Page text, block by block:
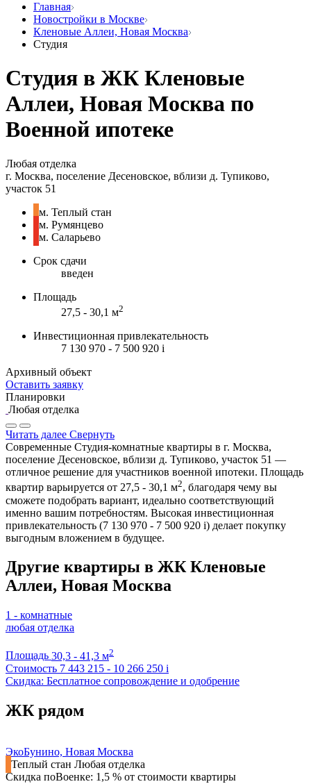
Главная
Новостройки в Москве
Кленовые Аллеи, Новая Москва
Студия
Студия в ЖК Кленовые
Аллеи, Новая Москва по
Военной ипотеке
Любая отделка
г. Москва, поселение Десеновское, вблизи д. Тупиково,
участок 51
м. Теплый стан
м. Румянцево
м. Саларьево
Срок сдачи
введен
Площадь
27,5 - 30,1 м2
Инвестиционная привлекательность
7 130 970 - 7 500 920 i
Архивный объект
Оставить заявку
Планировки
Любая отделка
Читать далее Свернуть
Современные Студия-комнатные квартиры в г. Москва,
поселение Десеновское, вблизи д. Тупиково, участок 51 —
отличное решение для участников военной ипотеки. Площадь
квартир варьируется от 27,5 - 30,1 м2, благодаря чему вы
сможете подобрать вариант, идеально соответствующий
именно вашим потребностям. Высокая инвестиционная
привлекательность (7 130 970 - 7 500 920 i) делает покупку
выгодным вложением в будущее.
Другие квартиры в ЖК Кленовые
Аллеи, Новая Москва
1 - комнатные
любая отделка
Площадь 30,3 - 41,3 м2
Стоимость 7 443 215 - 10 266 250 i
Скидка: Бесплатное сопровождение и одобрение
ЖК рядом
ЭкоБунино, Новая Москва
Теплый стан Любая отделка
Скидка поВоенке: 1,5 % от стоимости квартиры